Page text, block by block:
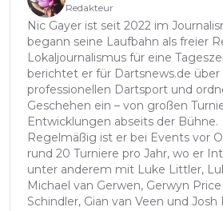
Redakteur
Nic Gayer ist seit 2022 im
begann seine Laufbahn als freier
Lokaljournalismus für eine
berichtet er für Dartsnews.de über
professionellen Dartsport und
Geschehen ein – von großen
Entwicklungen abseits der Bühne.
Regelmäßig ist er bei Events vor
rund 20 Turniere pro Jahr, wo er
unter anderem mit Luke Littler,
Michael van Gerwen, Gerwyn
Schindler, Gian van Veen und Josh